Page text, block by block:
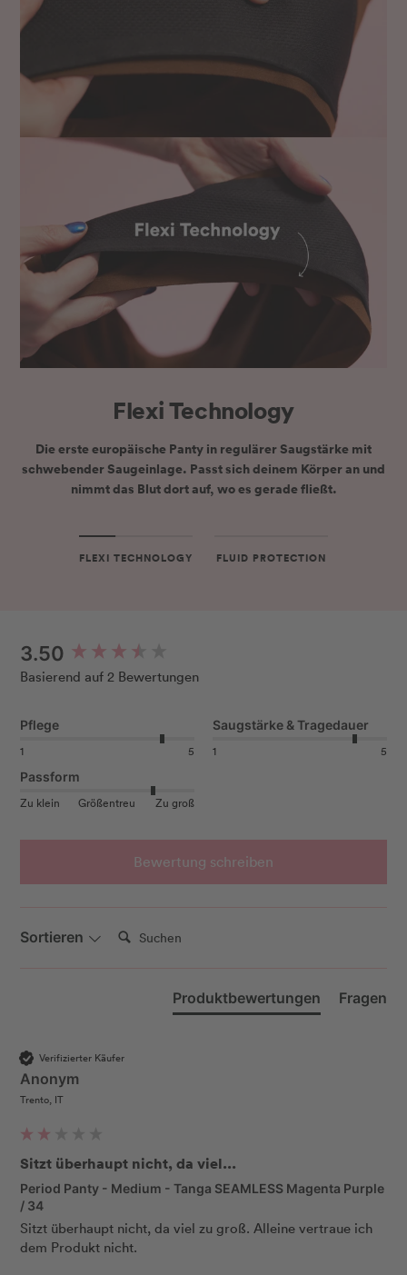
Flexi Technology
Dieerste europäische Panty in regulärer Saugstärke mit
schwebender Saugeinlage. Passt sichdeinem Körperan und
nimmt das Blut dort auf, wo es gerade fließt.
FLEXI TECHNOLOGY FLUID PROTECTION
3.50
Basierend auf 2 Bewertungen
Pflege
1
5
Saugstärke & Tragedauer
1
5
Passform
Zu klein
Größentreu Zu groß
Bewertung schreiben
Sortieren Suchen:
Produktbewertungen Fragen
Verifizierter Käufer
Anonym
Trento, IT
Sitzt überhaupt nicht, da viel...
Period Panty - Medium - Tanga SEAMLESS Magenta Purple
/ 34
Sitzt überhaupt nicht, da viel zu groß. Alleine vertraue ich
dem Produkt nicht.
New content loaded